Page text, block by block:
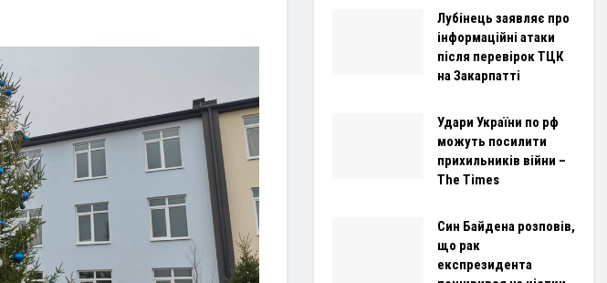
Лубінець заявляє про
інформаційні атаки
після перевірок ТЦК
на Закарпатті
Удари України по рф
можуть посилити
прихильників війни –
The Times
Син Байдена розповів,
що рак
експрезидента